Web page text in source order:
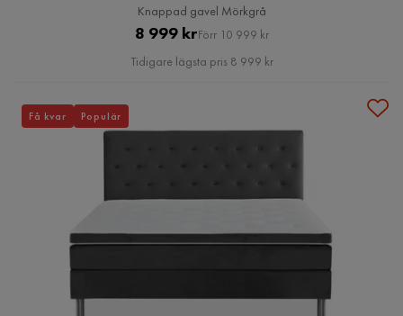
Knappad gavel Mörkgrå
Pris
8 999 krOriginal
Pris
Förr 10 999 kr
Tidigare lägsta pris 8 999 kr
Få kvar Populär